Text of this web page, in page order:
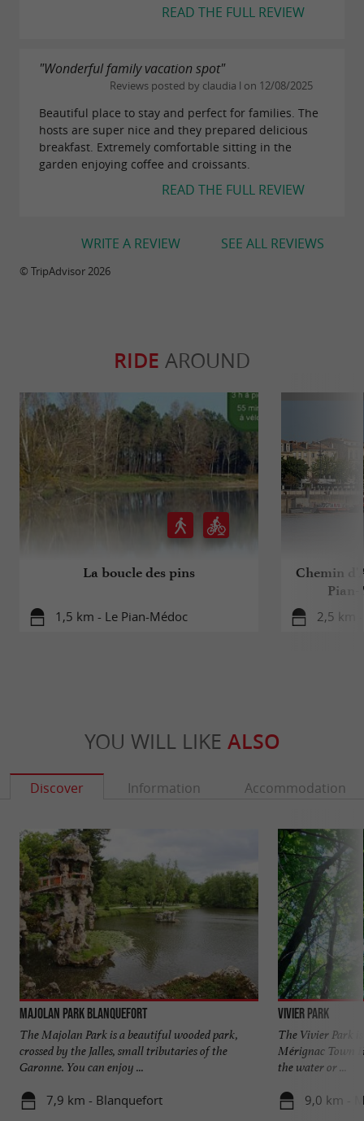
READ THE FULL REVIEW
"Wonderful family vacation spot"
Reviews posted by claudia l on 12/08/2025
Beautiful place to stay and perfect for families. The
hosts are super nice and they prepared delicious
breakfast. Extremely comfortable sitting in the
garden enjoying coffee and croissants.
READ THE FULL REVIEW
SEE ALL REVIEWS
WRITE A REVIEW
© TripAdvisor 2026
RIDE AROUND
La boucle des pins
1,5 km - Le Pian-Médoc
Chemin
Pian-
2,5 km
YOU WILL LIKE ALSO
Discover Information Accommodation
Majolan Park Blanquefort
The Majolan Park is a beautiful wooded park,
crossed by the Jalles, small tributaries of the
Garonne. You can enjoy ...
7,9 km - Blanquefort
Vivier Park
The Vivier Park
Mérignac Town
the water or ...
9,0 km -